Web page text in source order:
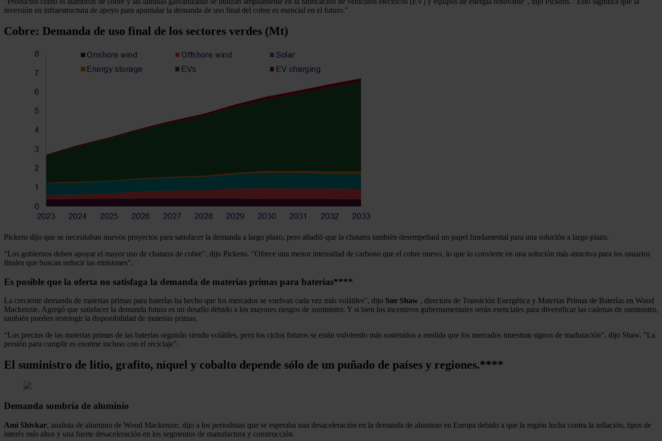
inversión en infraestructura de apoyo para apuntalar la demanda de uso final del cobre es esencial en el futuro."
Cobre: ​​Demanda de uso final de los sectores verdes (Mt)
Pickens dijo que se necesitaban nuevos proyectos para satisfacer la demanda a largo plazo, pero añadió que la chatarra también desempeñará un papel fundamental para una solución a largo plazo.
"Los gobiernos deben apoyar el mayor uso de chatarra de cobre", dijo Pickens. "Ofrece una menor intensidad de carbono que el cobre nuevo, lo que lo convierte en una solución más atractiva para los usuarios
finales que buscan reducir las emisiones".
Es posible que la oferta no satisfaga la demanda de materias primas para baterías****
La creciente demanda de materias primas para baterías ha hecho que los mercados se vuelvan cada vez más volátiles", dijo Sue Shaw , directora de Transición Energética y Materias Primas de Baterías en Wood
Mackenzie. Agregó que satisfacer la demanda futura es un desafío debido a los mayores riesgos de suministro. Y si bien los incentivos gubernamentales serán esenciales para diversificar las cadenas de suministro,
también pueden restringir la disponibilidad de materias primas.
“Los precios de las materias primas de las baterías seguirán siendo volátiles, pero los ciclos futuros se están volviendo más sostenidos a medida que los mercados muestran signos de maduración", dijo Shaw. "La
presión para cumplir es enorme incluso con el reciclaje".
El suministro de litio, grafito, níquel y cobalto depende sólo de un puñado de países y regiones.****
Demanda sombría de aluminio
Ami Shivkar, analista de aluminio de Wood Mackenzie, dijo a los periodistas que se esperaba una desaceleración en la demanda de aluminio en Europa debido a que la región lucha contra la inflación, tipos de
interés más altos y una fuerte desaceleración en los segmentos de manufactura y construcción.